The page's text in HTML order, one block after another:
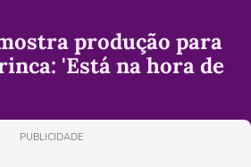
produção para
'Está na hora de
PUBLICIDADE